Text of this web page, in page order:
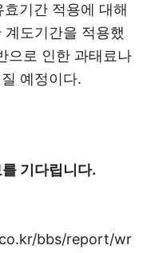
기간 적용에 대해
도기간을 적용했
으로 인한 과태료나
예정이다.
기다립니다.
bbs/report/wr